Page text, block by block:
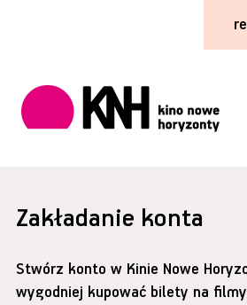
Zakładanie konta
Stwórz konto w Kinie Nowe
wygodniej kupować bilety na